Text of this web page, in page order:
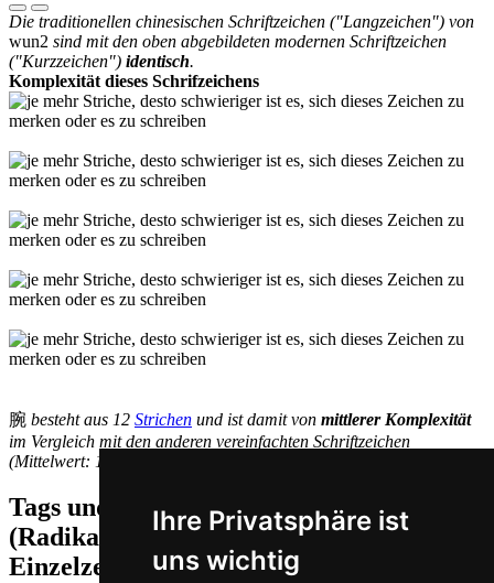
Ihre Privatsphäre ist
uns wichtig
Die traditionellen chinesischen Schriftzeichen ("Langzeichen") von
wun2 sind mit den oben abgebildeten modernen Schriftzeichen
("Kurzzeichen") identisch.
Komplexität dieses Schrifzeichens
腕 besteht aus 12 Strichen und ist damit von mittlerer Komplexität
im Vergleich mit den anderen vereinfachten Schriftzeichen
(Mittelwert: 13,1 Striche).
Tags und Zusatzinformationen
(Radikale, Bedeutungen von
Einzelzeichen, Komposita etc.)